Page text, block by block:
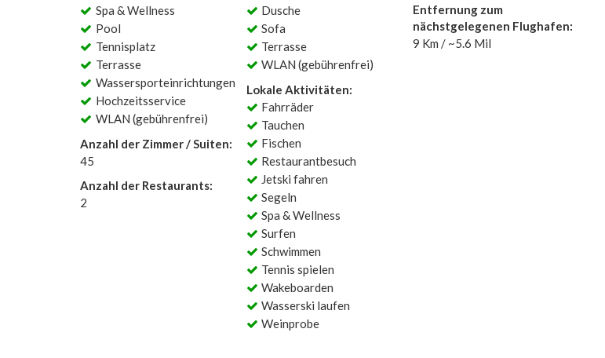
Spa & Wellness
Pool
Tennisplatz
Terrasse
Wassersporteinrichtungen
Hochzeitsservice
WLAN (gebührenfrei)
Anzahl der Zimmer / Suiten:
45
Anzahl der Restaurants:
2
Dusche
Sofa
Terrasse
WLAN (gebührenfrei)
Lokale Aktivitäten:
Fahrräder
Tauchen
Fischen
Restaurantbesuch
Jetski fahren
Segeln
Spa & Wellness
Surfen
Schwimmen
Tennis spielen
Wakeboarden
Wasserski laufen
Weinprobe
Entfernung zum
nächstgelegenen Flughafen:
9 Km / ~5.6 Mil